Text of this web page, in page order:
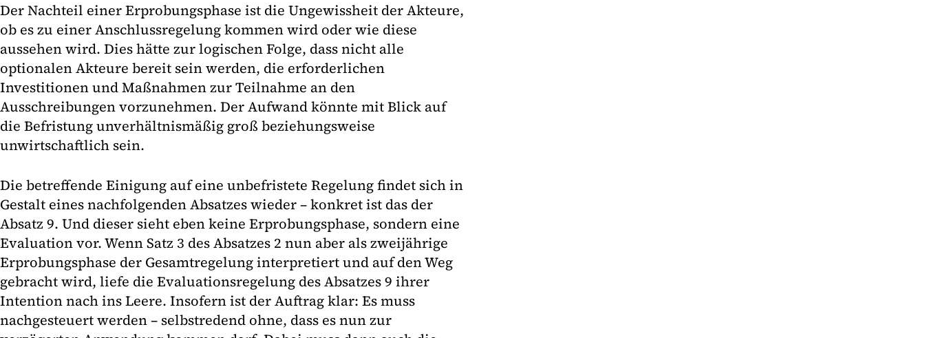
Der Nachteil einer Erprobungsphase ist die Ungewissheit der Akteure,
ob es zu einer Anschlussregelung kommen wird oder wie diese
aussehen wird. Dies hätte zur logischen Folge, dass nicht alle
optionalen Akteure bereit sein werden, die erforderlichen
Investitionen und Maßnahmen zur Teilnahme an den
Ausschreibungen vorzunehmen. Der Aufwand könnte mit Blick auf
die Befristung unverhältnismäßig groß beziehungsweise
unwirtschaftlich sein.
Die betreffende Einigung auf eine unbefristete Regelung findet sich in
Gestalt eines nachfolgenden Absatzes wieder – konkret ist das der
Absatz 9. Und dieser sieht eben keine Erprobungsphase, sondern eine
Evaluation vor. Wenn Satz 3 des Absatzes 2 nun aber als zweijährige
Erprobungsphase der Gesamtregelung interpretiert und auf den Weg
gebracht wird, liefe die Evaluationsregelung des Absatzes 9 ihrer
Intention nach ins Leere. Insofern ist der Auftrag klar: Es muss
nachgesteuert werden – selbstredend ohne, dass es nun zur